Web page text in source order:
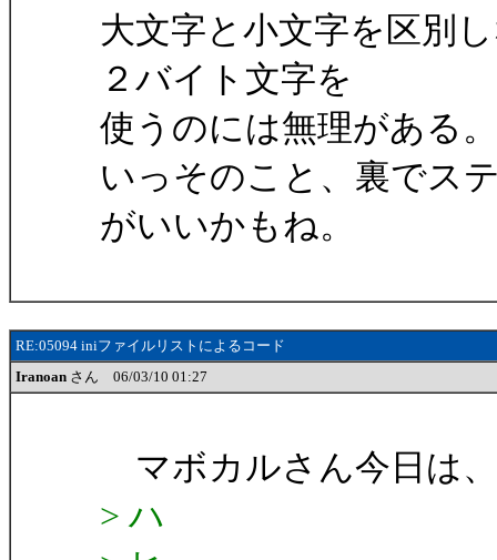
大文字と小文字を区別
２バイト文字を
使うのには無理がある。
いっそのこと、裏でス
がいいかもね。
RE:05094 iniファイルリストによるコード
Iranoan さん 06/03/10 01:27
マボカルさん今日は、
> ハ